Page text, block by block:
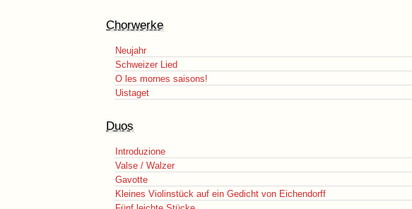
Chorwerke
Neujahr
Schweizer Lied
O les mornes saisons!
Uistaget
Duos
Introduzione
Valse / Walzer
Gavotte
Kleines Violinstück auf ein Gedicht von Eichendorff